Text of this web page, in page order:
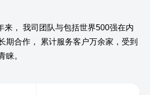
来，
我司团队与包括世界500强在内
期合作，
累计服务客户万余家，受到
睐。